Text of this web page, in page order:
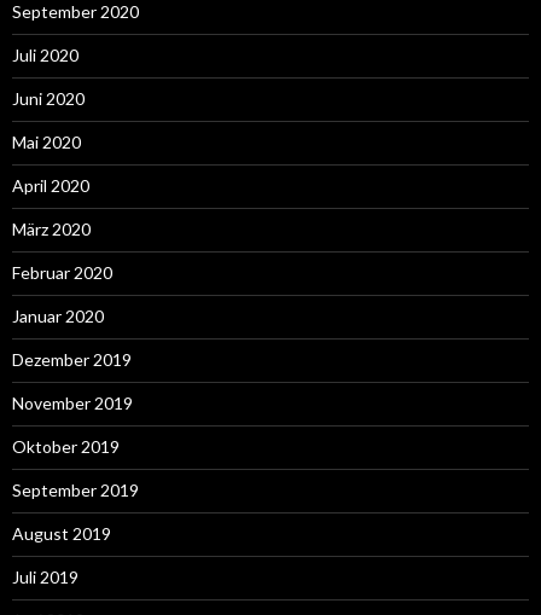
September 2020
Juli 2020
Juni 2020
Mai 2020
April 2020
März 2020
Februar 2020
Januar 2020
Dezember 2019
November 2019
Oktober 2019
September 2019
August 2019
Juli 2019